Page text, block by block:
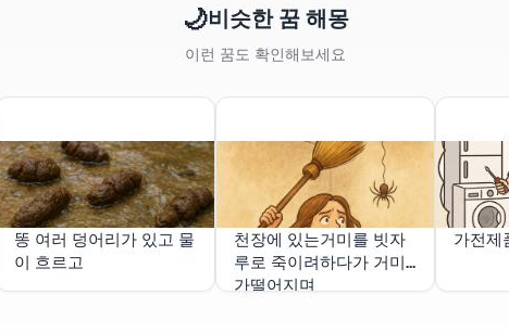
🌙비슷한 꿈 해몽
이런 꿈도 확인해보세요
똥 여러 덩어리가 있고 물
이 흐르고
천장에 있는거미를 빗자
루로 죽이려하다가 거미
가떨어지며
가전제